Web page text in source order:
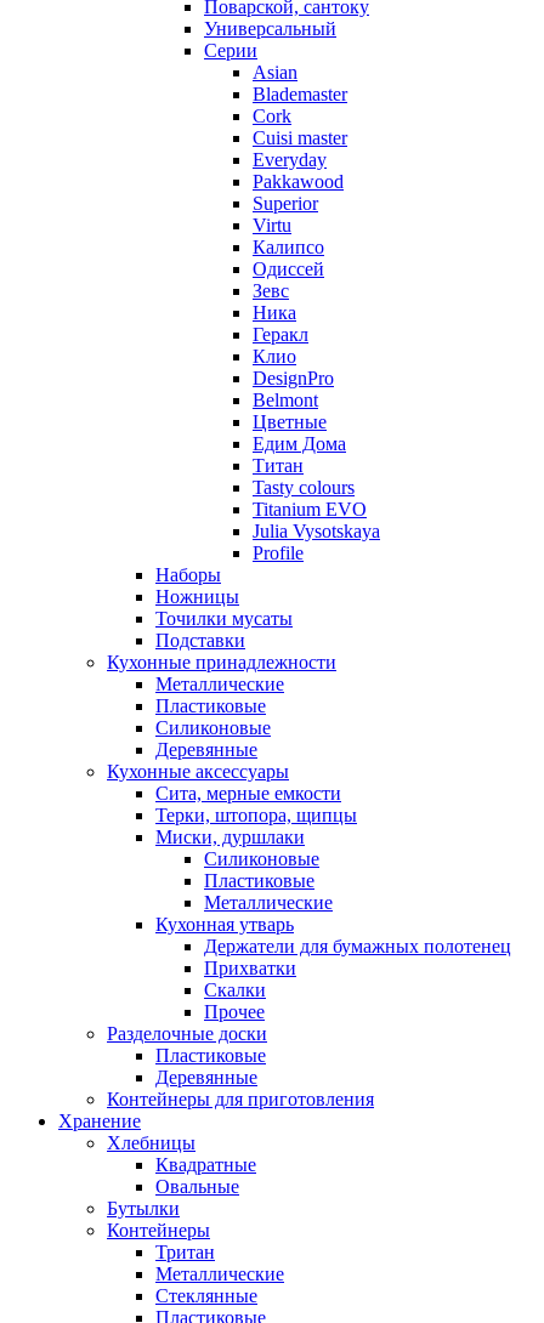
Поварской, сантоку
Универсальный
Серии
Asian
Blademaster
Cork
Cuisi master
Everyday
Pakkawood
Superior
Virtu
Калипсо
Одиссей
Зевс
Ника
Геракл
Клио
DesignPro
Belmont
Цветные
Едим Дома
Титан
Tasty colours
Titanium EVO
Julia Vysotskaya
Profile
Наборы
Ножницы
Точилки мусаты
Подставки
Кухонные принадлежности
Металлические
Пластиковые
Силиконовые
Деревянные
Кухонные аксессуары
Сита, мерные емкости
Терки, штопора, щипцы
Миски, дуршлаки
Силиконовые
Пластиковые
Металлические
Кухонная утварь
Держатели для бумажных полотенец
Прихватки
Скалки
Прочее
Разделочные доски
Пластиковые
Деревянные
Контейнеры для приготовления
Хранение
Хлебницы
Квадратные
Овальные
Бутылки
Контейнеры
Тритан
Металлические
Стеклянные
Пластиковые